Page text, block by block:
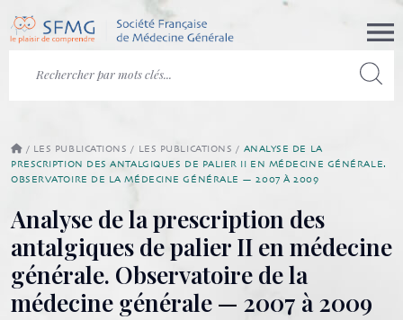
/ LES PUBLICATIONS / LES PUBLICATIONS / ANALYSE DE LA
PRESCRIPTION DES ANTALGIQUES DE PALIER II EN MÉDECINE GÉNÉRALE.
OBSERVATOIRE DE LA MÉDECINE GÉNÉRALE — 2007 À 2009
Analyse de la prescription des
antalgiques de palier II en médecine
générale. Observatoire de la
médecine générale — 2007 à 2009